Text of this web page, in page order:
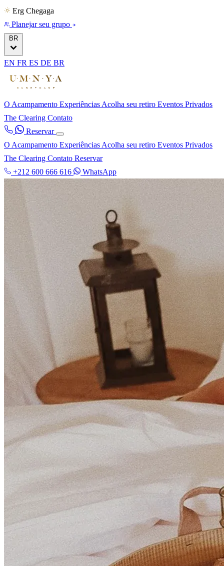
Erg Chegaga
Planejar seu grupo
BR
EN FR ES DE BR
O Acampamento Experiências Acolha seu retiro Eventos Privados
The Clearing Contato
Reservar
O Acampamento Experiências Acolha seu retiro Eventos Privados
The Clearing Contato Reservar
+212 600 666 616
WhatsApp